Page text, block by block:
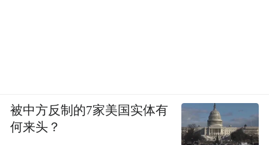
被中方反制的7家美国实体有
何来头？